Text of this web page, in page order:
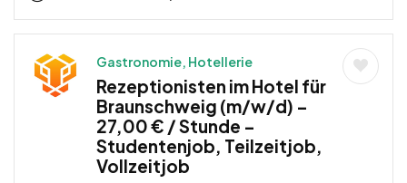
Gastronomie, Hotellerie
Rezeptionisten im Hotel für
Braunschweig (m/w/d) –
27,00 € / Stunde –
Studentenjob, Teilzeitjob,
Vollzeitjob